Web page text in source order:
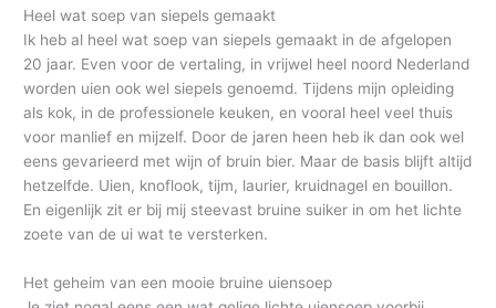
Heel wat soep van siepels gemaakt
Ik heb al heel wat soep van siepels gemaakt in de afgelopen
20 jaar. Even voor de vertaling, in vrijwel heel noord Nederland
worden uien ook wel siepels genoemd. Tijdens mijn opleiding
als kok, in de professionele keuken, en vooral heel veel thuis
voor manlief en mijzelf. Door de jaren heen heb ik dan ook wel
eens gevarieerd met wijn of bruin bier. Maar de basis blijft altijd
hetzelfde. Uien, knoflook, tijm, laurier, kruidnagel en bouillon.
En eigenlijk zit er bij mij steevast bruine suiker in om het lichte
zoete van de ui wat te versterken.
Het geheim van een mooie bruine uiensoep